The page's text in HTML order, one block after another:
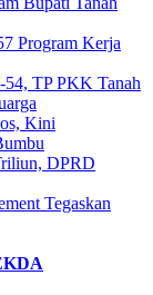
Program Kerja
TP PKK Tanah
Kini
DPRD
Tegaskan